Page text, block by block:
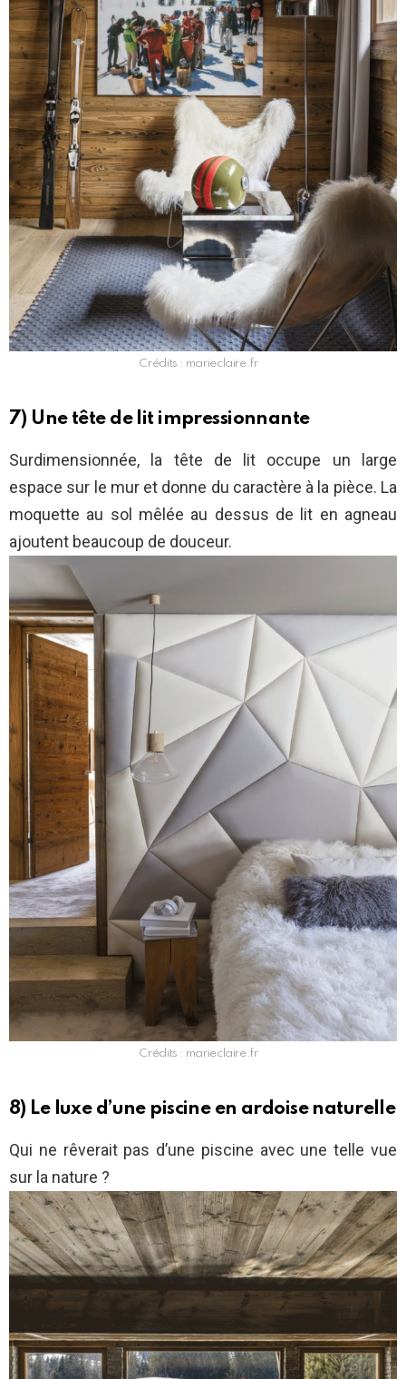
Crédits : marieclaire.fr
7) Une tête de lit impressionnante
Surdimensionnée, la tête de lit occupe un large
espace sur le mur et donne du caractère à la pièce. La
moquette au sol mêlée au dessus de lit en agneau
ajoutent beaucoup de douceur.
Crédits : marieclaire.fr
8) Le luxe d’une piscine en ardoise naturelle
Qui ne rêverait pas d’une piscine avec une telle vue
sur la nature ?